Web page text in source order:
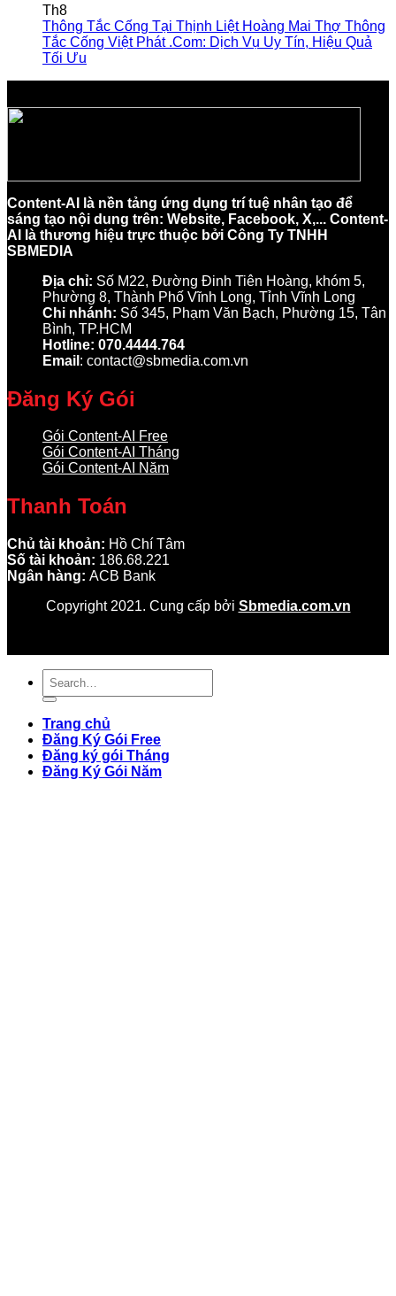
Th8
Thông Tắc Cống Tại Thịnh Liệt Hoàng Mai Thợ Thông
Tắc Cống Việt Phát .Com: Dịch Vụ Uy Tín, Hiệu Quả
Tối Ưu
Content-AI là nền tảng ứng dụng trí tuệ nhân tạo để
sáng tạo nội dung trên: Website, Facebook, X,... Content-
AI là thương hiệu trực thuộc bởi Công Ty TNHH
SBMEDIA
Địa chỉ: Số M22, Đường Đinh Tiên Hoàng, khóm 5,
Phường 8, Thành Phố Vĩnh Long, Tỉnh Vĩnh Long
Chi nhánh: Số 345, Phạm Văn Bạch, Phường 15, Tân
Bình, TP.HCM
Hotline: 070.4444.764
Email : contact@sbmedia.com.vn
Đăng Ký Gói
Gói Content-AI Free
Gói Content-AI Tháng
Gói Content-AI Năm
Thanh Toán
Chủ tài khoản: Hồ Chí Tâm
Số tài khoản: 186.68.221
Ngân hàng: ACB Bank
Copyright 2021. Cung cấp bởi Sbmedia.com.vn
Trang chủ
Đăng Ký Gói Free
Đăng ký gói Tháng
Đăng Ký Gói Năm